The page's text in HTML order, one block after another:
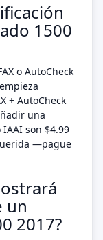
1500
o AutoCheck
+ AutoCheck
una
son $4.99
—pague
un
2017?